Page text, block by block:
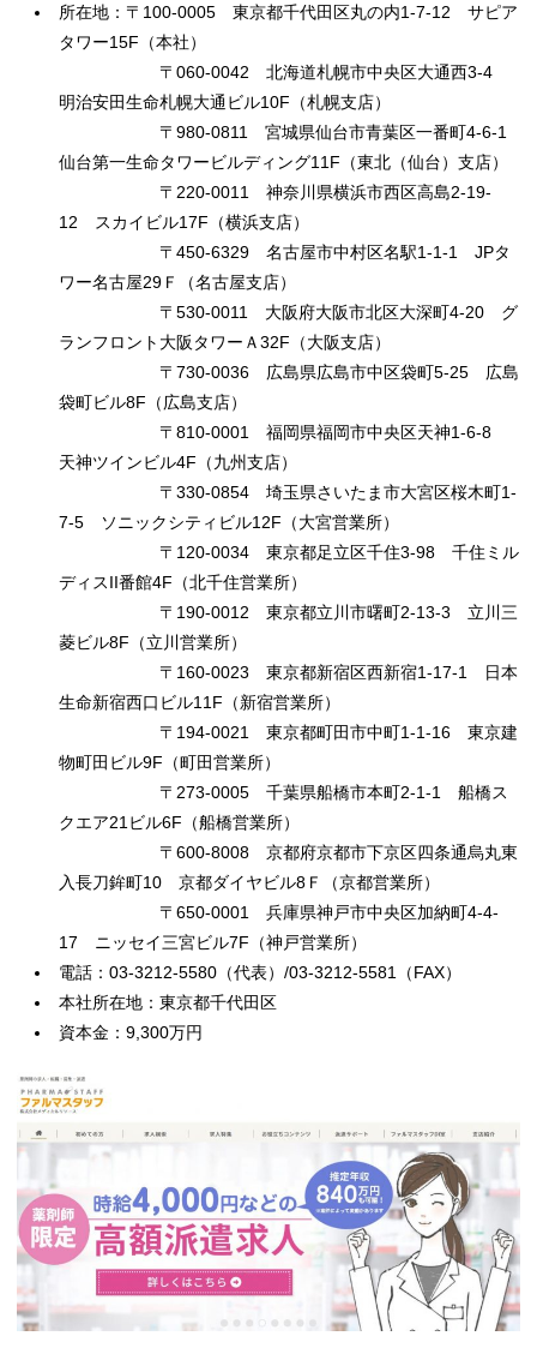
所在地：〒100-0005 東京都千代田区丸の内1-7-12 サピア
タワー15F（本社）
〒060-0042 北海道札幌市中央区大通西3-4
明治安田生命札幌大通ビル10F（札幌支店）
〒980-0811 宮城県仙台市青葉区一番町4-6-1
仙台第一生命タワービルディング11F（東北（仙台）支店）
〒220-0011 神奈川県横浜市西区高島2-19-
12 スカイビル17F（横浜支店）
〒450-6329 名古屋市中村区名駅1-1-1 JPタ
ワー名古屋29Ｆ（名古屋支店）
〒530-0011 大阪府大阪市北区大深町4-20 グ
ランフロント大阪タワーＡ32F（大阪支店）
〒730-0036 広島県広島市中区袋町5-25 広島
袋町ビル8F（広島支店）
〒810-0001 福岡県福岡市中央区天神1-6-8
天神ツインビル4F（九州支店）
〒330-0854 埼玉県さいたま市大宮区桜木町1-
7-5 ソニックシティビル12F（大宮営業所）
〒120-0034 東京都足立区千住3-98 千住ミル
ディスII番館4F（北千住営業所）
〒190-0012 東京都立川市曙町2-13-3 立川三
菱ビル8F（立川営業所）
〒160-0023 東京都新宿区西新宿1-17-1 日本
生命新宿西口ビル11F（新宿営業所）
〒194-0021 東京都町田市中町1-1-16 東京建
物町田ビル9F（町田営業所）
〒273-0005 千葉県船橋市本町2-1-1 船橋ス
クエア21ビル6F（船橋営業所）
〒600-8008 京都府京都市下京区四条通烏丸東
入長刀鉾町10 京都ダイヤビル8Ｆ（京都営業所）
〒650-0001 兵庫県神戸市中央区加納町4-4-
17 ニッセイ三宮ビル7F（神戸営業所）
電話：03-3212-5580（代表）/03-3212-5581（FAX）
本社所在地：東京都千代田区
資本金：9,300万円